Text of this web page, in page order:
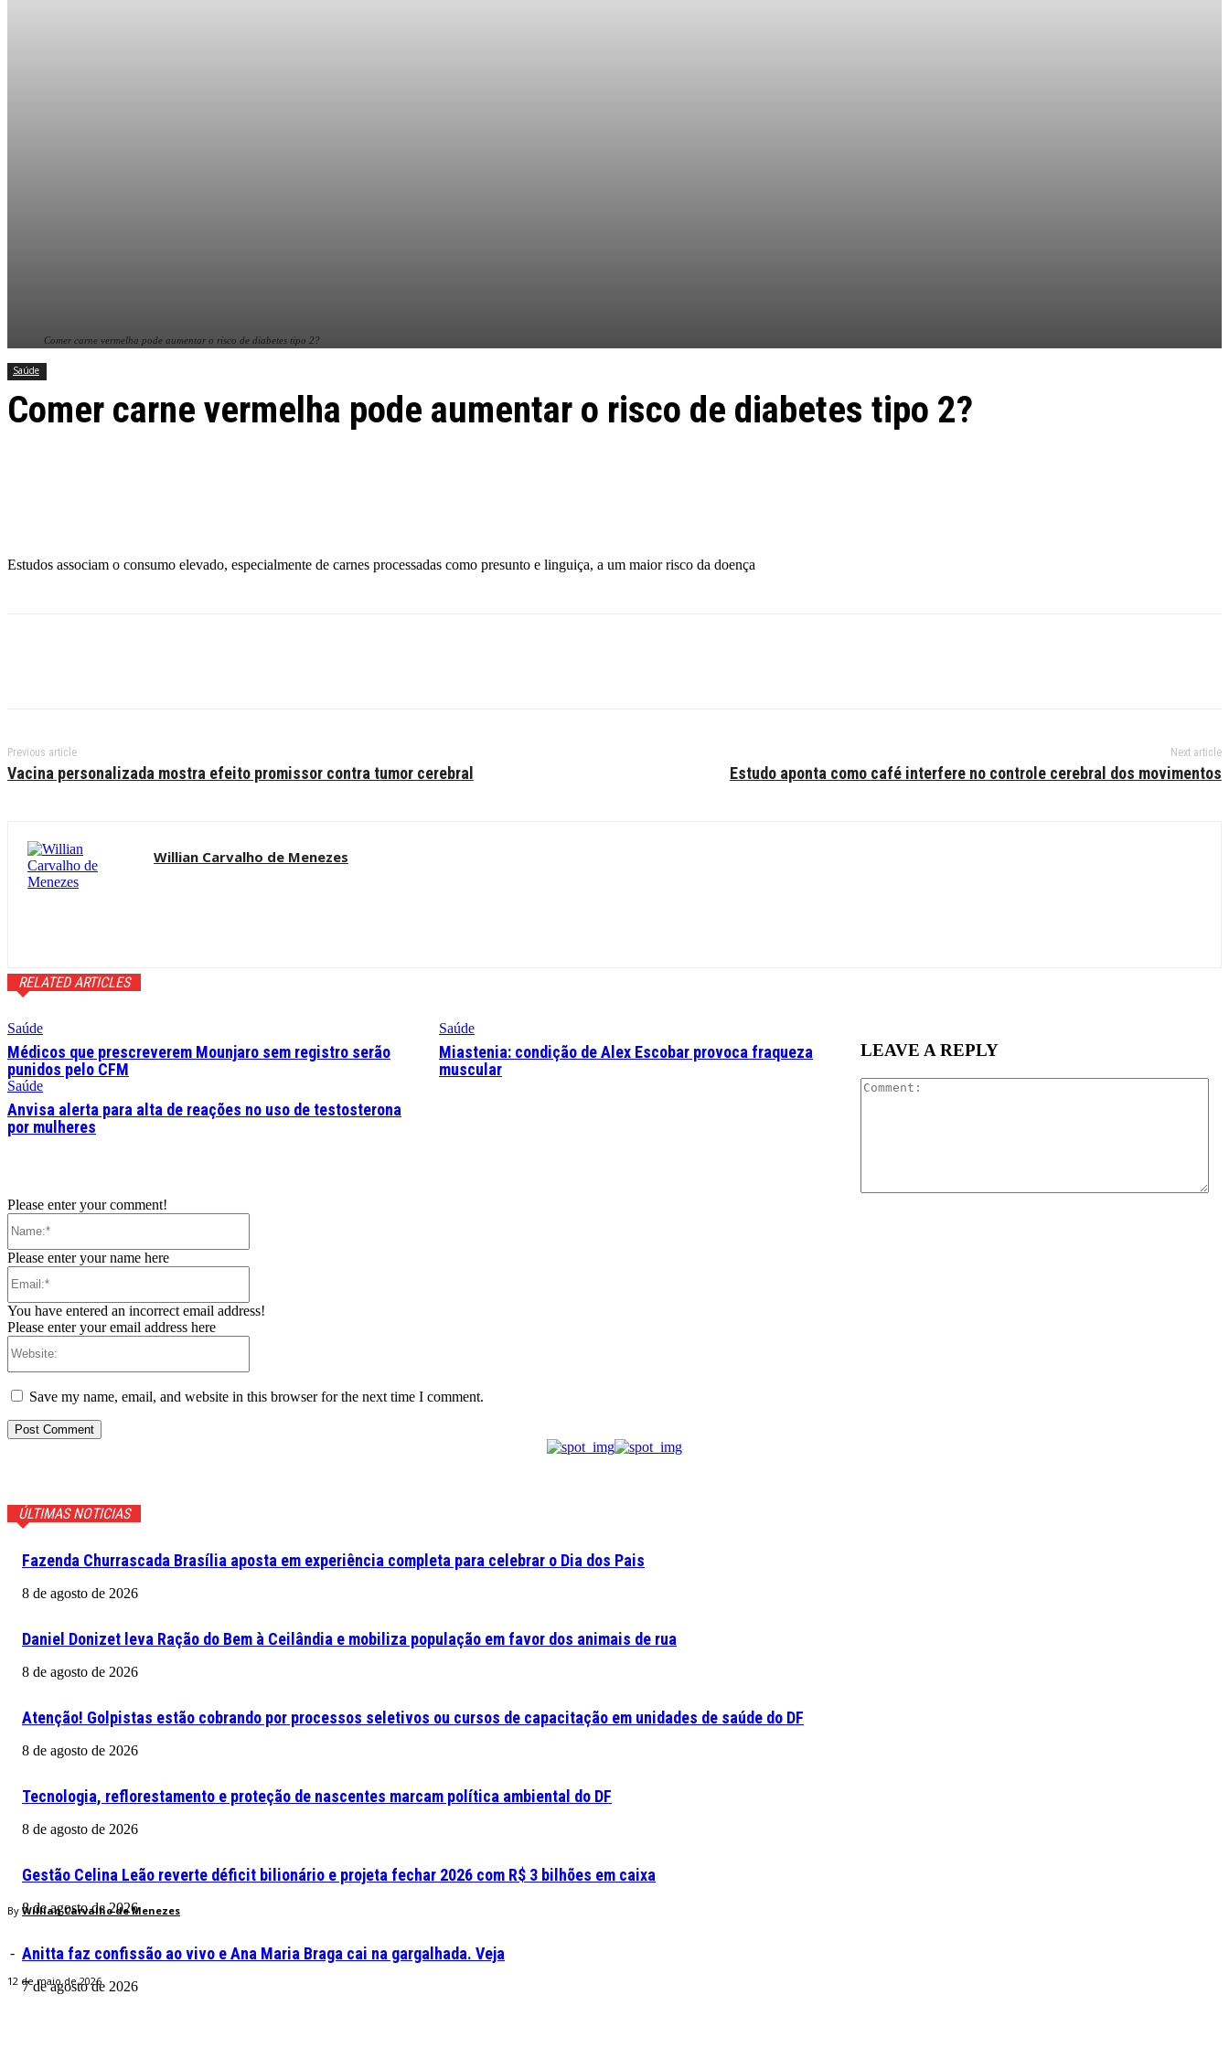
Comer carne vermelha pode aumentar o risco de diabetes tipo 2?
Saúde
Comer carne vermelha pode aumentar o risco de diabetes tipo 2?
By Willian Carvalho de Menezes
-
12 de maio de 2026
Estudos associam o consumo elevado, especialmente de carnes processadas como presunto e linguiça, a um maior risco da doença
Previous article
Vacina personalizada mostra efeito promissor contra tumor cerebral
Next article
Estudo aponta como café interfere no controle cerebral dos movimentos
Willian Carvalho de Menezes
RELATED ARTICLES
Saúde
Médicos que prescreverem Mounjaro sem registro serão
punidos pelo CFM
Saúde
Miastenia: condição de Alex Escobar provoca fraqueza
muscular
Saúde
Anvisa alerta para alta de reações no uso de testosterona
por mulheres
LEAVE A REPLY
Please enter your comment!
Please enter your name here
You have entered an incorrect email address!
Please enter your email address here
Save my name, email, and website in this browser for the next time I comment.
ÚLTIMAS NOTICIAS
Fazenda Churrascada Brasília aposta em experiência completa para celebrar o Dia dos Pais
8 de agosto de 2026
Daniel Donizet leva Ração do Bem à Ceilândia e mobiliza população em favor dos animais de rua
8 de agosto de 2026
Atenção! Golpistas estão cobrando por processos seletivos ou cursos de capacitação em unidades de saúde do DF
8 de agosto de 2026
Tecnologia, reflorestamento e proteção de nascentes marcam política ambiental do DF
8 de agosto de 2026
Gestão Celina Leão reverte déficit bilionário e projeta fechar 2026 com R$ 3 bilhões em caixa
8 de agosto de 2026
Anitta faz confissão ao vivo e Ana Maria Braga cai na gargalhada. Veja
7 de agosto de 2026